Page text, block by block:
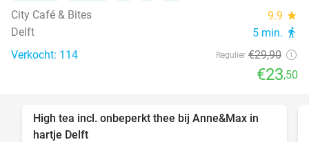
City Café & Bites
9.9 star
Delft 5 min. directions_walk
Verkocht: 114 Regulier €29,90
€23,50
29%
High tea incl. onbeperkt thee bij Anne&Max in
hartje Delft